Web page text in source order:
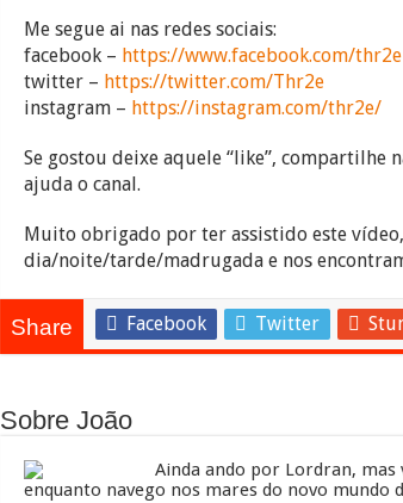
Me segue ai nas redes sociais:
facebook – https://www.facebook.com/thr2e
twitter – https://twitter.com/Thr2e
instagram – https://instagram.com/thr2e/
Se gostou deixe aquele “like”, compartilhe
ajuda o canal.
Muito obrigado por ter assistido este
dia/noite/tarde/madrugada e nos
Share Facebook Twitter
Sobre João
Ainda ando por Lordran, mas
enquanto navego nos mares do novo mundo